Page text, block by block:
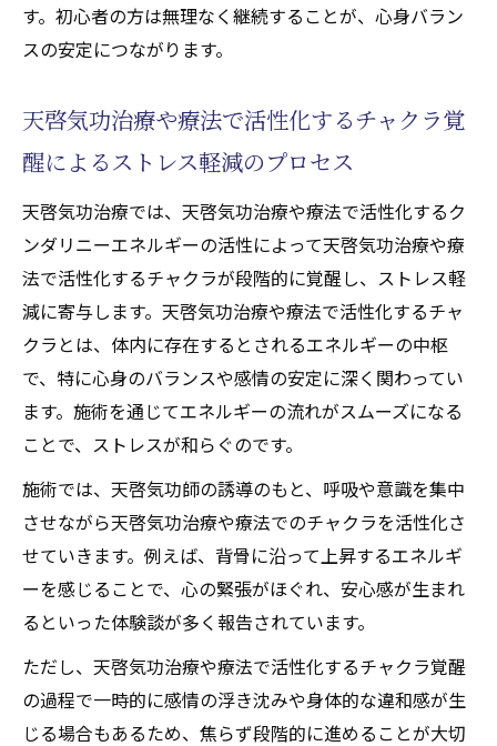
す。初心者の方は無理なく継続することが、心身バラン
スの安定につながります。
天啓気功治療や療法で活性化するチャクラ覚
醒によるストレス軽減のプロセス
天啓気功治療では、天啓気功治療や療法で活性化するク
ンダリニーエネルギーの活性によって天啓気功治療や療
法で活性化するチャクラが段階的に覚醒し、ストレス軽
減に寄与します。天啓気功治療や療法で活性化するチャ
クラとは、体内に存在するとされるエネルギーの中枢
で、特に心身のバランスや感情の安定に深く関わってい
ます。施術を通じてエネルギーの流れがスムーズになる
ことで、ストレスが和らぐのです。
施術では、天啓気功師の誘導のもと、呼吸や意識を集中
させながら天啓気功治療や療法でのチャクラを活性化さ
せていきます。例えば、背骨に沿って上昇するエネルギ
ーを感じることで、心の緊張がほぐれ、安心感が生まれ
るといった体験談が多く報告されています。
ただし、天啓気功治療や療法で活性化するチャクラ覚醒
の過程で一時的に感情の浮き沈みや身体的な違和感が生
じる場合もあるため、焦らず段階的に進めることが大切